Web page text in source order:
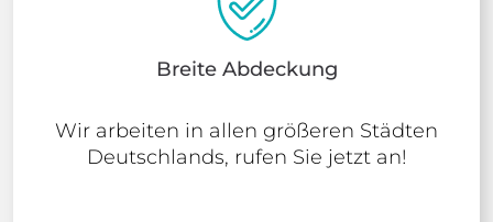
Breite Abdeckung
Wir arbeiten in allen größeren Städten
Deutschlands, rufen Sie jetzt an!